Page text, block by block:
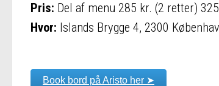
Pris: Del af menu 285 kr. (2 retter)
Hvor: Islands Brygge 4, 2300
Book bord på Aristo her ➤